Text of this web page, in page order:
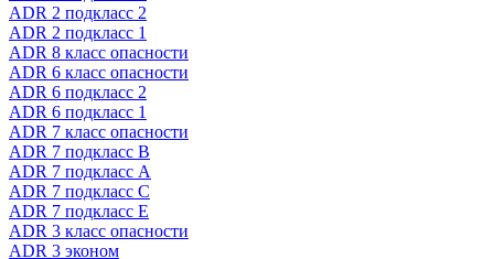
ADR 2 подкласс 2
ADR 2 подкласс 1
ADR 8 класс опасности
ADR 6 класс опасности
ADR 6 подкласс 2
ADR 6 подкласс 1
ADR 7 класс опасности
ADR 7 подкласс B
ADR 7 подкласс A
ADR 7 подкласс C
ADR 7 подкласс E
ADR 3 класс опасности
ADR 3 эконом